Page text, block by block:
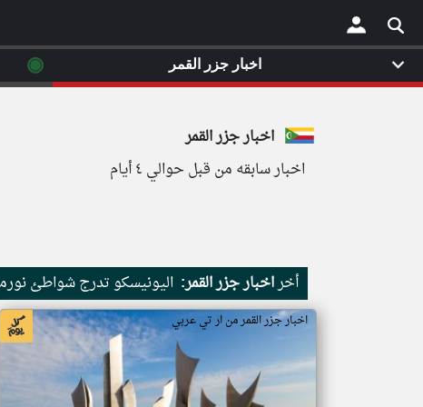
×
اخبار جزر القمر
اخبار سابقه من قبل حوالي ٤ أيام
أخراخبار جزر القمر: اليونيسكو تدرج شواطئ
اخبار جزر القمر من ار تي عربي
اخبار جزر القمر ◉